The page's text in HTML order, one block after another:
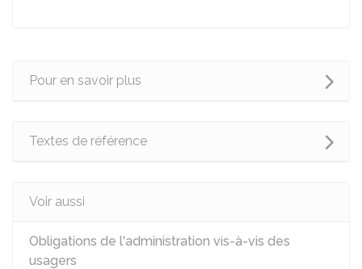
Pour en savoir plus
Textes de référence
Voir aussi
Obligations de l'administration vis-à-vis des
usagers